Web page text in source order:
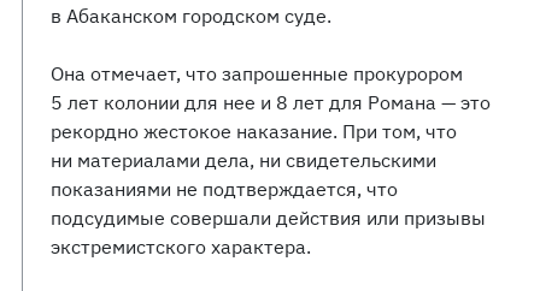
в Абаканском городском суде.
Она отмечает, что запрошенные прокурором
5 лет колонии для нее и 8 лет для Романа — это
рекордно жестокое наказание. При том, что
ни материалами дела, ни свидетельскими
показаниями не подтверждается, что
подсудимые совершали действия или призывы
экстремистского характера.